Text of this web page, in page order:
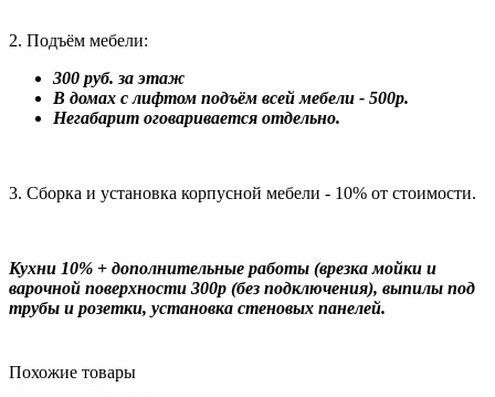
2. Подъём мебели:
300 руб. за этаж
В домах с лифтом подъём всей мебели - 500р.
Негабарит оговаривается отдельно.
3. Сборка и установка корпусной мебели - 10% от стоимости.
Кухни 10% + дополнительные работы (врезка мойки и
варочной поверхности 300р (без подключения), выпилы под
трубы и розетки, установка стеновых панелей.
Похожие товары